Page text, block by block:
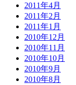
2011年4月
2011年2月
2011年1月
2010年12月
2010年11月
2010年10月
2010年9月
2010年8月